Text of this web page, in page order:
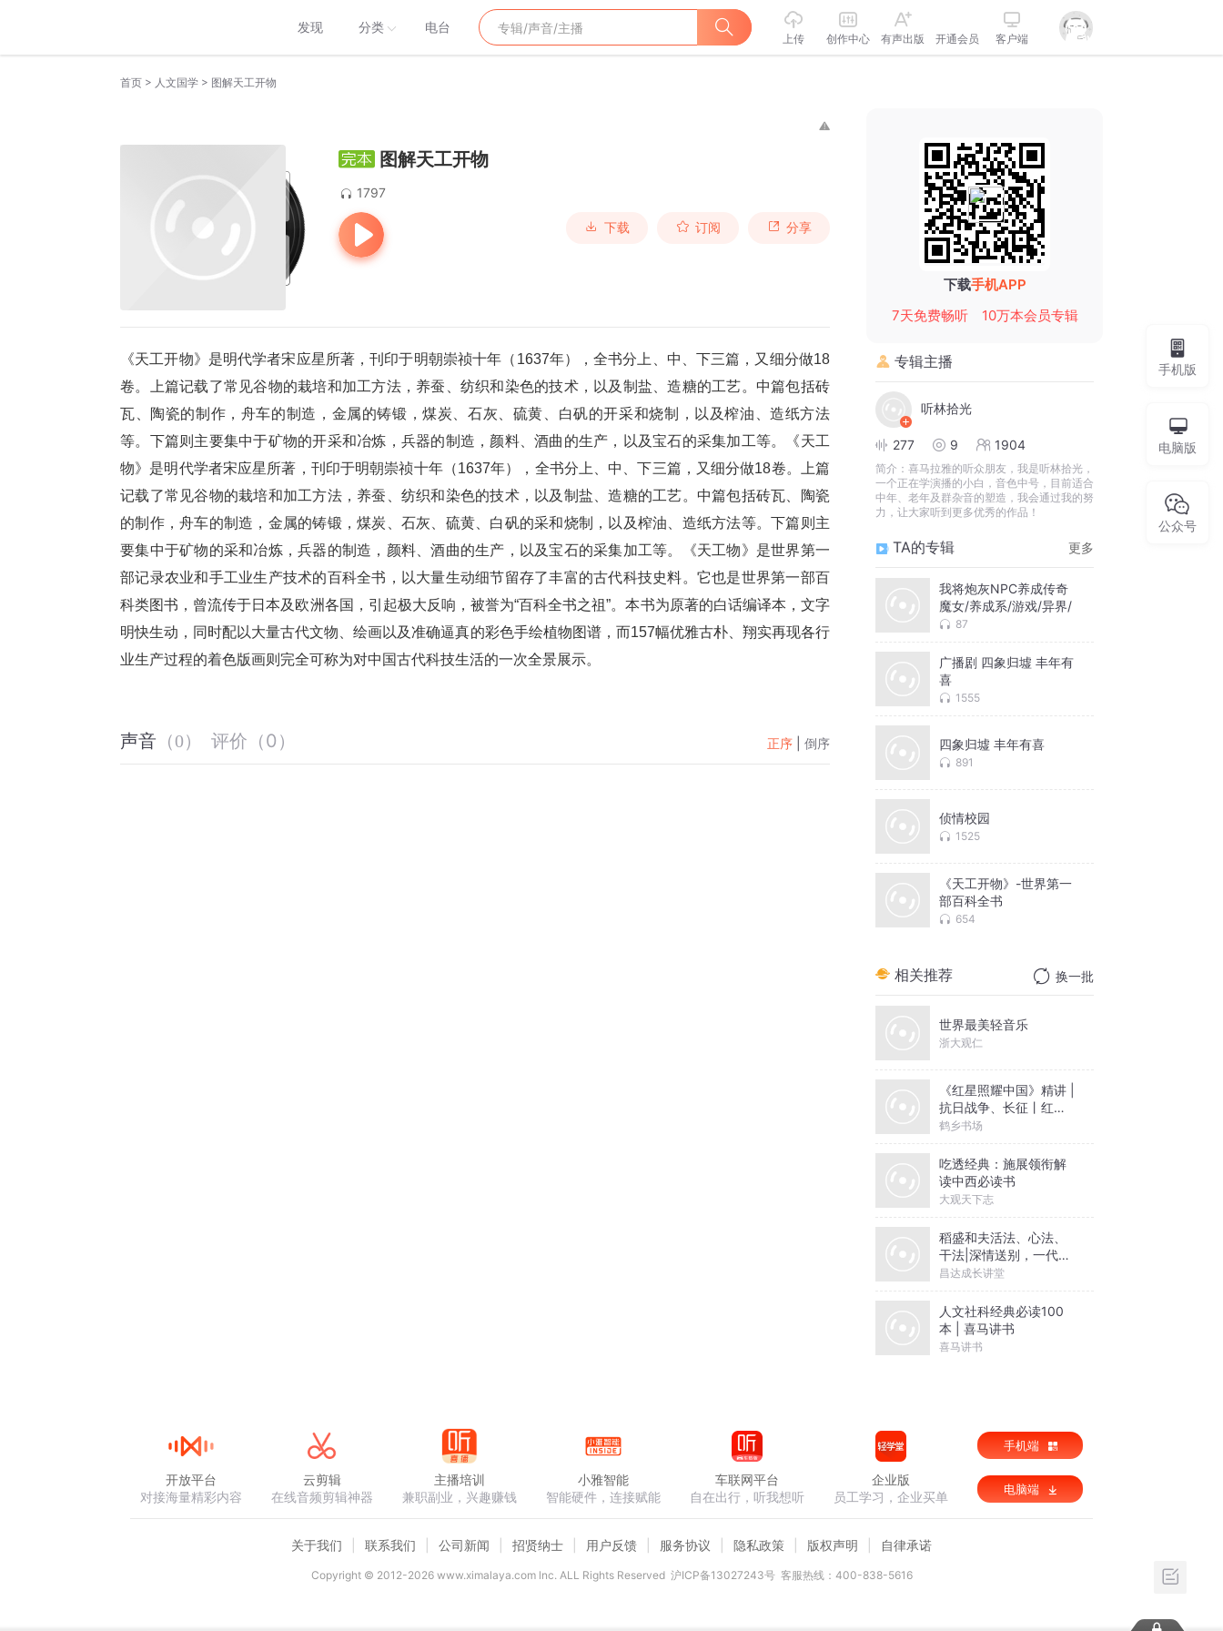
发现 分类 电台
上传 创作中心 有声出版 开通会员 客户端
首页 > 人文国学 > 图解天工开物
图解天工开物
1797
下载 订阅 分享
《天工开物》是明代学者宋应星所著，刊印于明朝崇祯十年（1637年），全书分上、中、下三篇，又细分做18
卷。上篇记载了常见谷物的栽培和加工方法，养蚕、纺织和染色的技术，以及制盐、造糖的工艺。中篇包括砖
瓦、陶瓷的制作，舟车的制造，金属的铸锻，煤炭、石灰、硫黄、白矾的开采和烧制，以及榨油、造纸方法
等。下篇则主要集中于矿物的开采和冶炼，兵器的制造，颜料、酒曲的生产，以及宝石的采集加工等。《天工
物》是明代学者宋应星所著，刊印于明朝崇祯十年（1637年），全书分上、中、下三篇，又细分做18卷。上篇
记载了常见谷物的栽培和加工方法，养蚕、纺织和染色的技术，以及制盐、造糖的工艺。中篇包括砖瓦、陶瓷
的制作，舟车的制造，金属的铸锻，煤炭、石灰、硫黄、白矾的采和烧制，以及榨油、造纸方法等。下篇则主
要集中于矿物的采和冶炼，兵器的制造，颜料、酒曲的生产，以及宝石的采集加工等。《天工物》是世界第一
部记录农业和手工业生产技术的百科全书，以大量生动细节留存了丰富的古代科技史料。它也是世界第一部百
科类图书，曾流传于日本及欧洲各国，引起极大反响，被誉为“百科全书之祖”。本书为原著的白话编译本，文字
明快生动，同时配以大量古代文物、绘画以及准确逼真的彩色手绘植物图谱，而157幅优雅古朴、翔实再现各行
业生产过程的着色版画则完全可称为对中国古代科技生活的一次全景展示。
声音 （0） 评价 （0 ） 正序 倒序
下载手机APP
7天免费畅听
10万本会员专辑
专辑主播
听林拾光
277 9 1904
简介： 喜马拉雅的听众朋友，我是听林拾光，
一个正在学演播的小白，音色中号，目前适合
中年、老年及群杂音的塑造，我会通过我的努
力，让大家听到更多优秀的作品！
TA的专辑 更多
我将炮灰NPC养成传奇
魔女/养成系/游戏/异界/
87
广播剧 四象归墟 丰年有
喜
1555
四象归墟 丰年有喜
891
侦情校园
1525
《天工开物》-世界第一
部百科全书
654
相关推荐 换一批
世界最美轻音乐
浙大观仁
《红星照耀中国》精讲 |
抗日战争、长征丨红色
文化
鹤乡书场
吃透经典：施展领衔解
读中西必读书
大观天下志
稻盛和夫活法、心法、
干法|深情送别，一代商
哲宗师
昌达成长讲堂
人文社科经典必读100
本 | 喜马讲书
喜马讲书
手机版
电脑版
公众号
开放平台
对接海量精彩内容
云剪辑
在线音频剪辑神器
主播培训
兼职副业，兴趣赚钱
小雅智能
智能硬件，连接赋能
车联网平台
自在出行，听我想听
企业版
员工学习，企业买单
手机端
电脑端
关于我们 联系我们 公司新闻 招贤纳士 用户反馈 服务协议 隐私政策 版权声明 自律承诺
Copyright © 2012-2026www.ximalaya.com lnc. ALL Rights Reserved 沪ICP备13027243号 客服热线：400-838-5616